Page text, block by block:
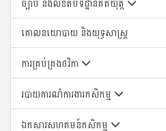
ច្បាប់ និងលិខិតបទដ្ឋានគតិយុត្ត
គោលន​យោបាយ និង​យុទ្ធសា​ស្ត្រ
ការគ្រប់គ្រងថវិកា
របាយការណ៌ការងារកសិកម្ម
ឯកសារសហគមន៍កសិកម្ម